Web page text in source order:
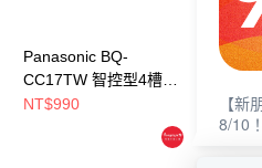
Panasonic BQ-
CC17TW 智控型4槽充
電器 + eneloop 3號鎳
NT$990
疾速智
+
充電池2入
【
8/10！